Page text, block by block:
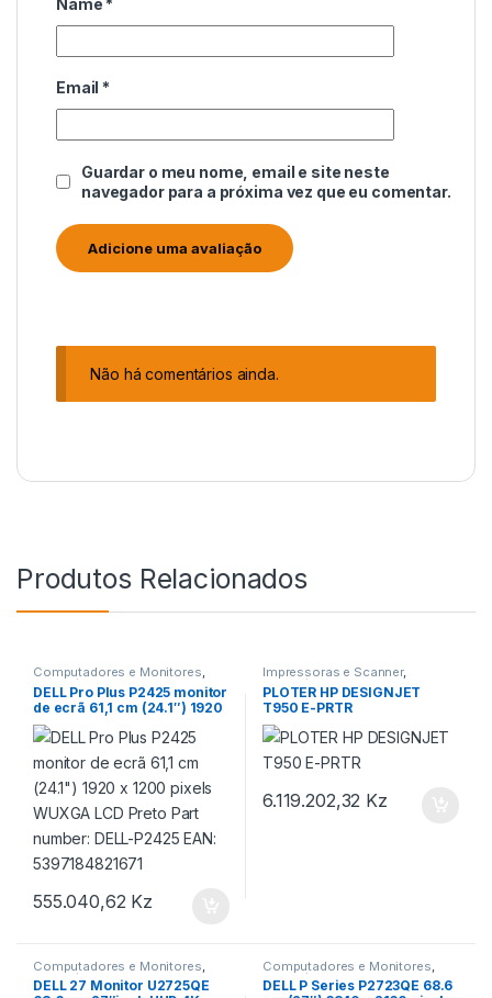
Email *
Guardar o meu nome, email e site neste
navegador para a próxima vez que eu comentar.
Não há comentários ainda.
Produtos Relacionados
Computadores e Monitores
informática
DELL Pro Plus P2425 monitor
de ecrã 61,1 cm (24.1″) 1920
x 1200 pixels WUXGA LCD
Preto Part number: DELL-
P2425 EAN: 5397184821671
555.040,62 Kz
Impressoras e Scanner,
informática
PLOTER HP DESIGNJET
T950 E-PRTR
6.119.202,32 Kz
Computadores e Monitores
informática
DELL 27 Monitor U2725QE
Computadores e Monitores
informática
DELL P Series P2723QE 68.6